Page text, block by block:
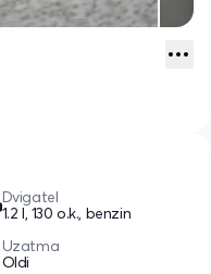
Dvigatel
1.2 l, 130 o.k., benzin
Uzatma
Oldi